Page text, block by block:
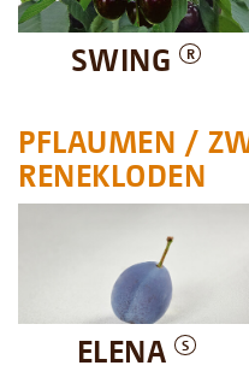
SWING R
PFLAUMEN /
RENEKLODEN
ELENA S